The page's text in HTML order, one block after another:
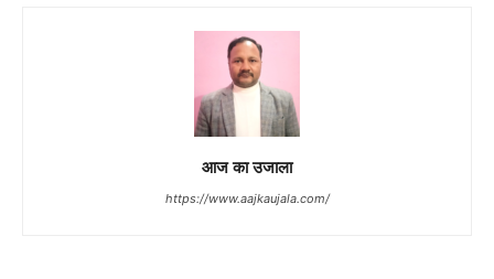
आज का उजाला
https://www.aajkaujala.com/